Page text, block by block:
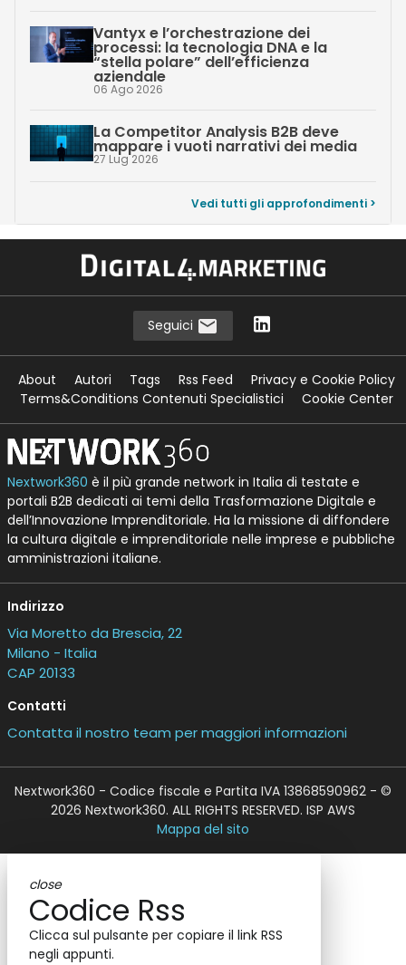
Vantyx e l’orchestrazione dei
processi: la tecnologia DNA e la
“stella polare” dell’efficienza
aziendale
06 Ago 2026
La Competitor Analysis B2B deve
mappare i vuoti narrativi dei media
27 Lug 2026
Vedi tutti gli approfondimenti >
Seguici
About Autori Tags Rss Feed
Privacy e Cookie Policy
Terms&Conditions Contenuti Specialistici
Cookie Center
Nextwork360 è il più grande network in Italia di testate e
portali B2B dedicati ai temi della Trasformazione Digitale e
dell’Innovazione Imprenditoriale. Ha la missione di diffondere
la cultura digitale e imprenditoriale nelle imprese e pubbliche
amministrazioni italiane.
Indirizzo
Via Moretto da Brescia, 22
Milano - Italia
CAP 20133
Contatti
Contatta il nostro team per maggiori informazioni
Nextwork360 - Codice fiscale e Partita IVA 13868590962 - ©
2026 Nextwork360. ALL RIGHTS RESERVED. ISP AWS
Mappa del sito
close
Codice Rss
Clicca sul pulsante per copiare il link RSS
negli appunti.